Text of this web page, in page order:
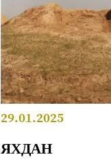
29.01.2025
ЯХДАН